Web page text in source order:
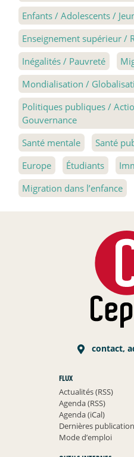
Enfants / Adolescents /
Enseignement supérieur /
Inégalités / Pauvreté
Mondialisation /
Politiques publiques /
Gouvernance
Santé mentale
Santé
Europe
Étudiants
Migration dans l’enfance
contact,
FLUX
Actualités (RSS)
Agenda (RSS)
Agenda (iCal)
Dernières
Mode d’emploi